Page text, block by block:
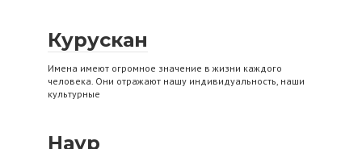
Курускан
Имена имеют огромное значение в жизни каждого
человека. Они отражают нашу индивидуальность, наши
культурные
Наур